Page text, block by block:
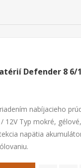
Defender 8 6/
nabíjacieho
Typ mokré,
napätia